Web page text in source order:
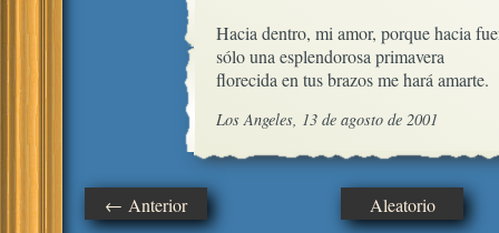
Hacia dentro, mi amor, porque hacia
sólo una esplendorosa primavera
florecida en tus brazos me hará amarte.
Los Angeles, 13 de agosto de 2001
← Anterior Aleatorio